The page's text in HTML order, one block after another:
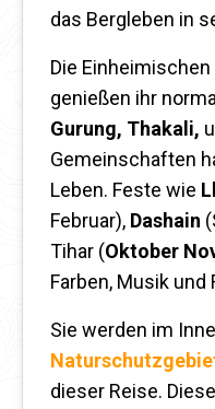
das Bergleben in
Die
genießen ihr
Gurung, Thakali,
Gemeinschaften
Leben. Feste wie
Februar), Dashain
Tihar (Oktober
Farben, Musik und
Sie werden im
dieser Reise.